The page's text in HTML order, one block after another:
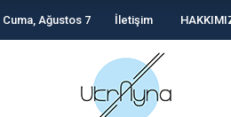
Cuma, Ağustos 7 İletişim